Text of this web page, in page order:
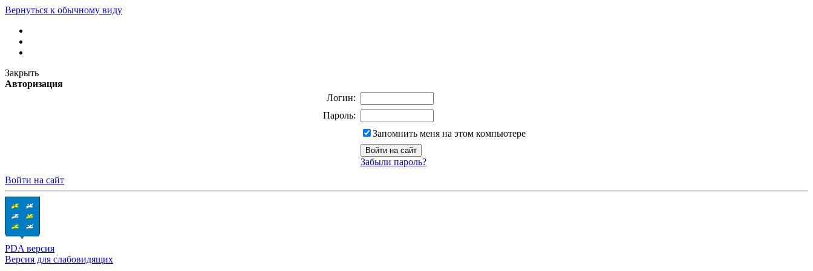
Вернуться к обычному виду
Закрыть
Авторизация
Логин:
Пароль:
Запомнить меня на этом компьютере
Забыли пароль?
Войти на сайт
PDA версия
Версия для слабовидящих